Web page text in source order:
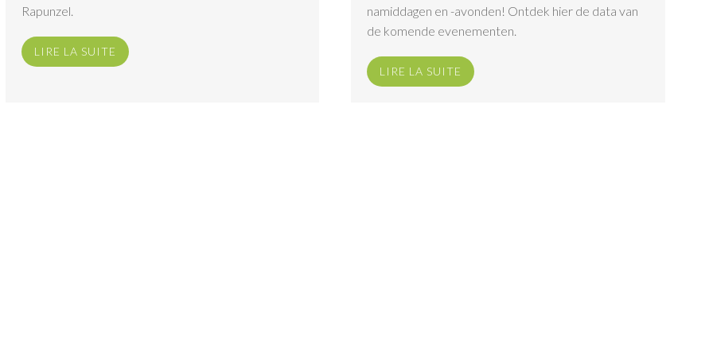
Rapunzel.
LIRE LA SUITE
namiddagen en -avonden! Ontdek hier de data van
de komende evenementen.
LIRE LA SUITE